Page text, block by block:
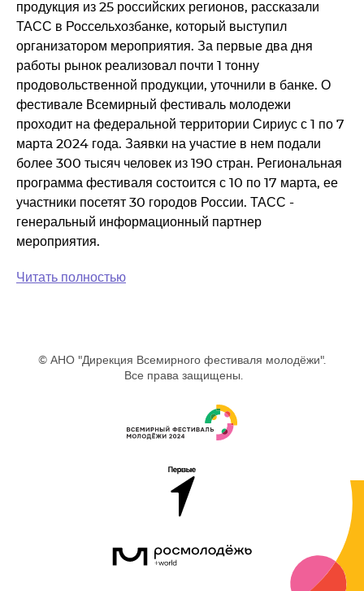
продукция из 25 российских регионов, рассказали
ТАСС в Россельхозбанке, который выступил
организатором мероприятия. За первые два дня
работы рынок реализовал почти 1 тонну
продовольственной продукции, уточнили в банке. О
фестивале Всемирный фестиваль молодежи
проходит на федеральной территории Сириус с 1 по 7
марта 2024 года. Заявки на участие в нем подали
более 300 тысяч человек из 190 стран. Региональная
программа фестиваля состоится с 10 по 17 марта, ее
участники посетят 30 городов России. ТАСС -
генеральный информационный партнер
мероприятия.
Читать полностью
© АНО "Дирекция Всемирного фестиваля молодёжи".
Все права защищены.